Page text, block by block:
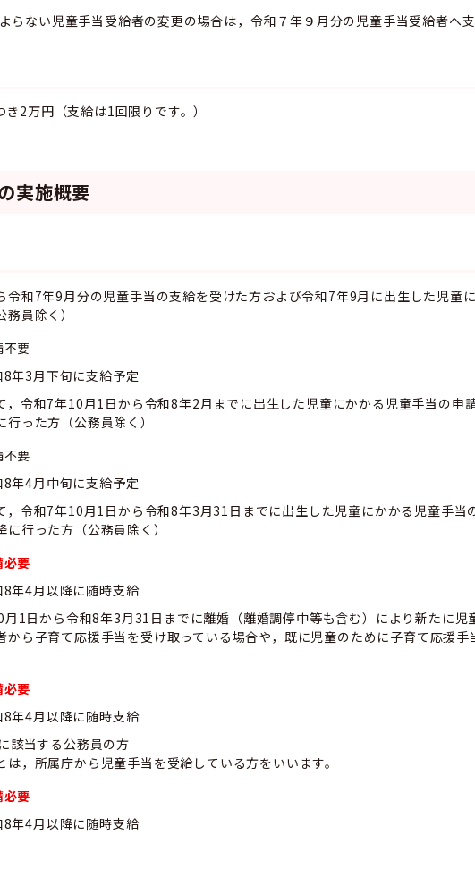
らない児童手当受給者の変更の場合は，令和７年９月分の児童手当受給者へ支
2万円（支給は1回限りです。）
実施概要
令和7年9月分の児童手当の支給を受けた方および令和7年9月に出生した児童
務員除く）
不要
8年3月下旬に支給予定
，令和7年10月1日から令和8年2月までに出生した児童にかかる児童手当の申
行った方（公務員除く）
不要
8年4月中旬に支給予定
，令和7年10月1日から令和8年3月31日までに出生した児童にかかる児童手当
に行った方（公務員除く）
必要
8年4月以降に随時支給
1日から令和8年3月31日までに離婚（離婚調停中等も含む）により新たに児
ら子育て応援手当を受け取っている場合や，既に児童のために子育て応援
必要
8年4月以降に随時支給
該当する公務員の方
，所属庁から児童手当を受給している方をいいます。
必要
8年4月以降に随時支給